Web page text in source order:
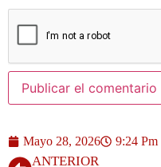
Mayo 28, 2026 9:24 Pm
ANTERIOR